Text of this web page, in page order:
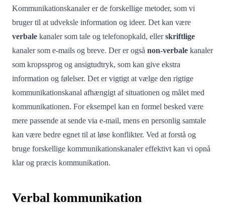
Kommunikationskanaler er de forskellige metoder, som vi
bruger til at udveksle information og ideer. Det kan være
verbale kanaler som tale og telefonopkald, ellerskriftlige
kanaler som e-mails og breve. Der er også non-verbale kanaler
som kropssprog og ansigtudtryk, som kan give ekstra
information og følelser. Det er vigtigt at vælge den rigtige
kommunikationskanal afhængigt af situationen og målet med
kommunikationen. For eksempel kan en formel besked være
mere passende at sende via e-mail, mens en personlig samtale
kan være bedre egnet til at løse konflikter. Ved at forstå og
bruge forskellige kommunikationskanaler effektivt kan vi opnå
klar og præcis kommunikation.
Verbal kommunikation